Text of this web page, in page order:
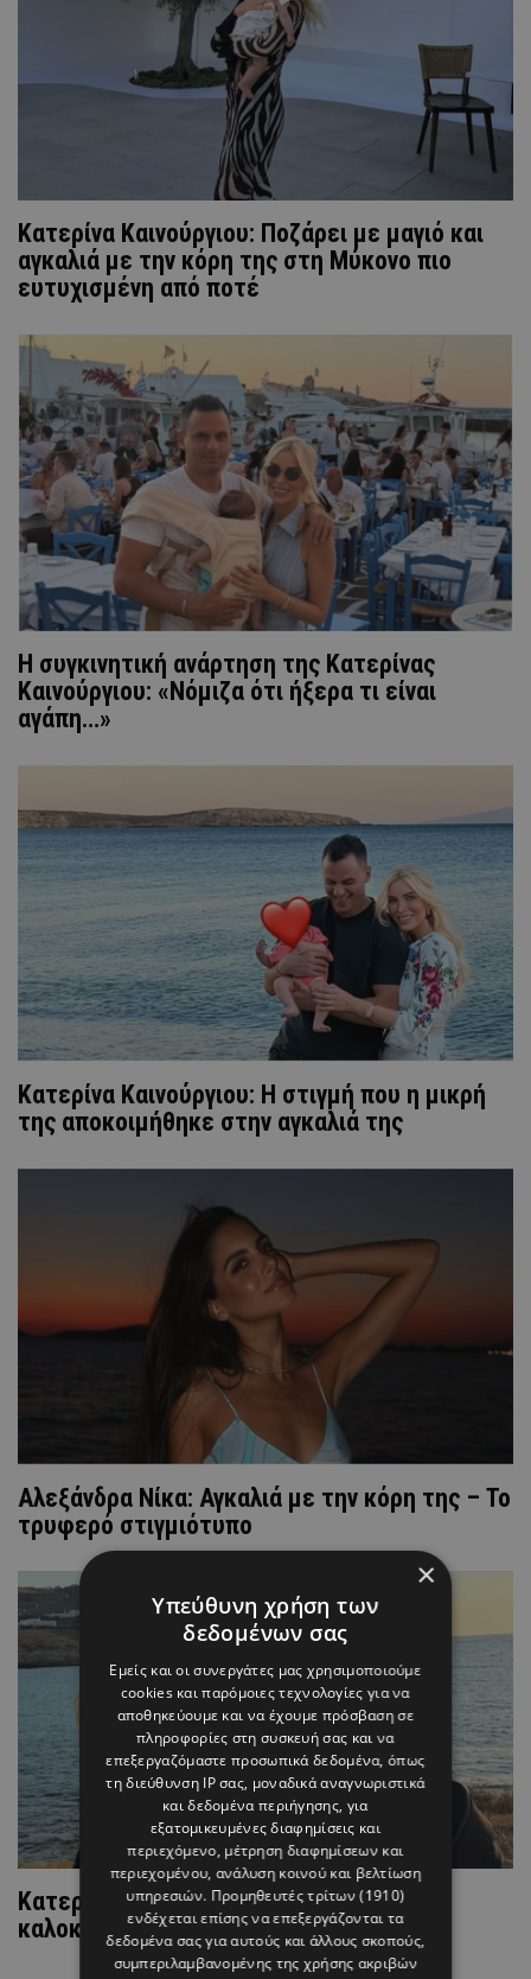
Κατερίνα Καινούργιου: Ποζάρει με μαγιό και
αγκαλιά με την κόρη της στη Μύκονο πιο
ευτυχισμένη από ποτέ
H συγκινητική ανάρτηση της Κατερίνας
Καινούργιου: «Νόμιζα ότι ήξερα τι είναι
αγάπη…»
Κατερίνα Καινούργιου: Η στιγμή που η μικρή
της αποκοιμήθηκε στην αγκαλιά της
Αλεξάνδρα Νίκα: Αγκαλιά με την κόρη της – To
τρυφερό στιγμιότυπο
Κατερίνα Καινούργιου: «Το πιο όμορφο
καλοκαίρι της ζωής μου»
×
Υπεύθυνη χρήση των
δεδομένων σας
Εμείς και οι συνεργάτες μας χρησιμοποιούμε
cookies και παρόμοιες τεχνολογίες για να
αποθηκεύουμε και να έχουμε πρόσβαση σε
πληροφορίες στη συσκευή σας και να
επεξεργαζόμαστε προσωπικά δεδομένα, όπως
τη διεύθυνση IP σας, μοναδικά αναγνωριστικά
και δεδομένα περιήγησης, για
εξατομικευμένες διαφημίσεις και
περιεχόμενο, μέτρηση διαφημίσεων και
περιεχομένου, ανάλυση κοινού και βελτίωση
υπηρεσιών. Προμηθευτές τρίτων (1910)
ενδέχεται επίσης να επεξεργάζονται τα
δεδομένα σας για αυτούς και άλλους σκοπούς,
συμπεριλαμβανομένης της χρήσης ακριβών